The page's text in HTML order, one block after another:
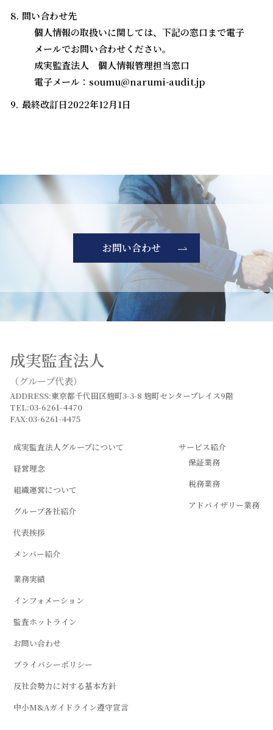
問い合わせ先
個人情報の取扱いに関しては、下記の窓口まで電子
メールでお問い合わせください。
成実監査法人 個人情報管理担当窓口
電子メール：soumu@narumi-audit.jp
最終改訂日2022年12月1日
お問い合わせ
成実監査法人
（グループ代表）
ADDRESS:東京都千代田区麹町3-3-8 麹町センタープレイス9階
TEL:03-6261-4470
FAX:03-6261-4475
成実監査法人グループについて
経営理念
組織運営について
グループ各社紹介
代表挨拶
メンバー紹介
サービス紹介
保証業務
税務業務
アドバイザリー業務
業務実績
インフォメーション
監査ホットライン
お問い合わせ
プライバシーポリシー
反社会勢力に対する基本方針
中小M&Aガイドライン遵守宣言